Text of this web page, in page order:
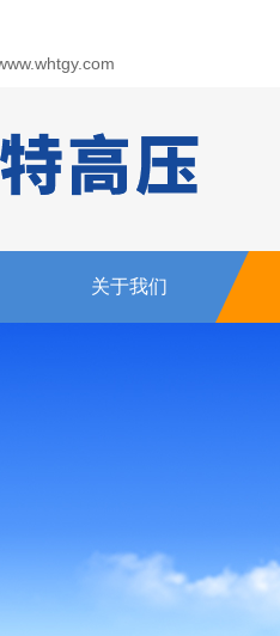
关于我们